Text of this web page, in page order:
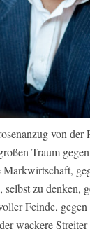
von
Traum
zu denken,
Feinde,
wackere